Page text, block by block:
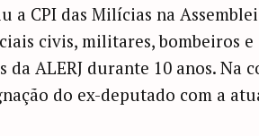
a CPI das Milícias na
civis, militares, bombeiros
ALERJ durante 10 anos. Na
do ex-deputado com a